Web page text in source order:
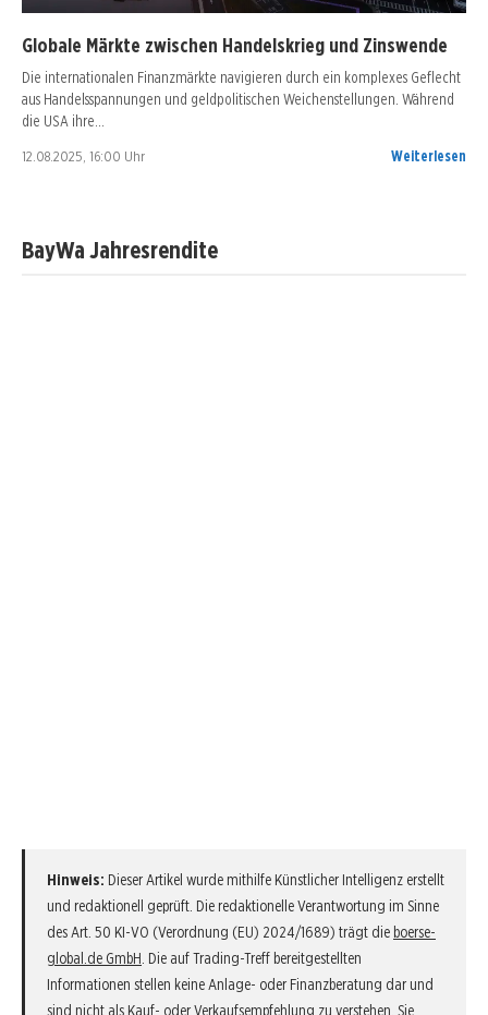
Globale Märkte zwischen Handelskrieg und Zinswende
Die internationalen Finanzmärkte navigieren durch ein komplexes Geflecht
aus Handelsspannungen und geldpolitischen Weichenstellungen. Während
die USA ihre…
12.08.2025, 16:00 Uhr Weiterlesen
BayWa Jahresrendite
Hinweis: Dieser Artikel wurde mithilfe Künstlicher Intelligenz erstellt
und redaktionell geprüft. Die redaktionelle Verantwortung im Sinne
des Art. 50 KI-VO (Verordnung (EU) 2024/1689) trägt die boerse-
global.de GmbH . Die auf Trading-Treff bereitgestellten
Informationen stellen keine Anlage- oder Finanzberatung dar und
sind nicht als Kauf- oder Verkaufsempfehlung zu verstehen. Sie